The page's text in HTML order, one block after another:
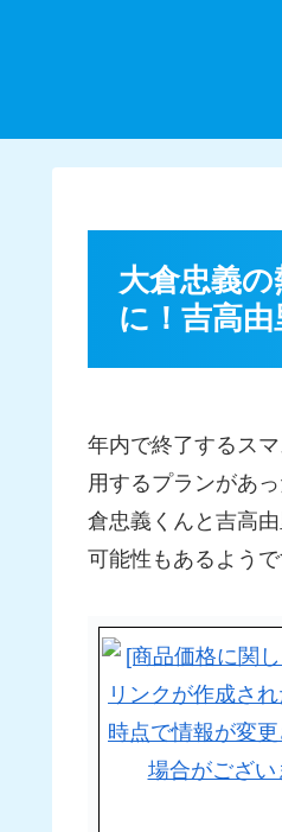
大倉忠義
に！吉高
年内で終了するス
用するプランがあ
倉忠義くんと吉高
可能性もあるようで